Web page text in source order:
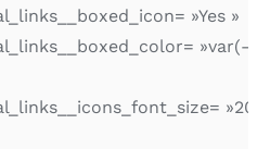
»Yes »
»var(–